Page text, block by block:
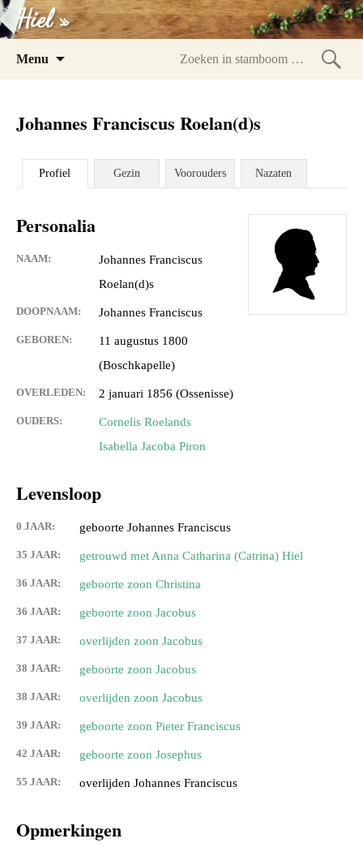
Hiel »
Menu
Johannes Franciscus Roelan(d)s
Profiel Gezin Voorouders Nazaten
Personalia
NAAM:
Johannes Franciscus
Roelan(d)s
DOOPNAAM: Johannes Franciscus
GEBOREN:
11 augustus 1800
(Boschkapelle)
OVERLEDEN: 2 januari 1856 (Ossenisse)
OUDERS:
Cornelis Roelands
Isabella Jacoba Piron
Levensloop
0 JAAR: geboorte Johannes Franciscus
35 JAAR: getrouwd met Anna Catharina (Catrina) Hiel
36 JAAR: geboorte zoon Christina
36 JAAR: geboorte zoon Jacobus
37 JAAR: overlijden zoon Jacobus
38 JAAR: geboorte zoon Jacobus
38 JAAR: overlijden zoon Jacobus
39 JAAR: geboorte zoon Pieter Franciscus
42 JAAR: geboorte zoon Josephus
55 JAAR: overlijden Johannes Franciscus
Opmerkingen